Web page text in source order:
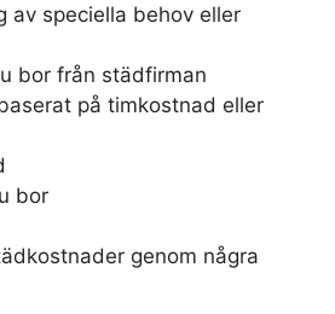
av speciella behov eller
bor från städfirman
på timkostnad eller
bor
genom några